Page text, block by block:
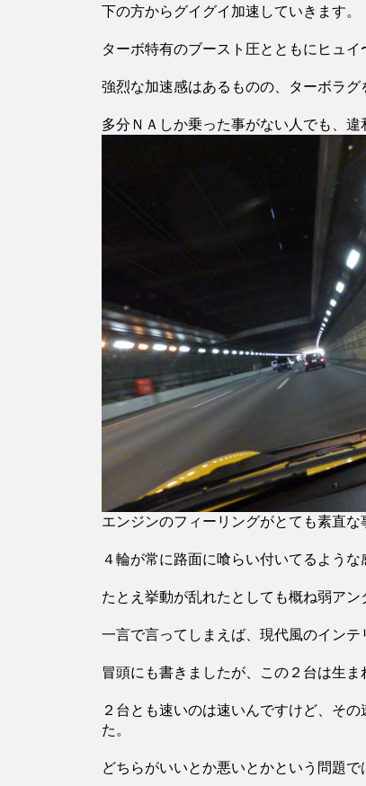
下の方からグイグイ加速していきます。
ターボ特有のブースト圧とともにヒュ
強烈な加速感はあるものの、ターボラグ
多分ＮＡしか乗った事がない人でも、
エンジンのフィーリングがとても素直
４輪が常に路面に喰らい付いてるよう
たとえ挙動が乱れたとしても概ね弱アン
一言で言ってしまえば、現代風のインテ
冒頭にも書きましたが、この２台は生
２台とも速いのは速いんですけど、そ
た。
どちらがいいとか悪いとかという問題で